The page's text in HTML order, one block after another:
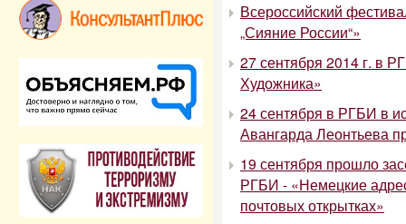
Всероссийский
„Сияние России“»
27 сентября 2014 г. в
Художника»
24 сентября в РГБИ в
Авангарда Леонтьева
19 сентября прошло
РГБИ - «Немецкие
почтовых открытках»